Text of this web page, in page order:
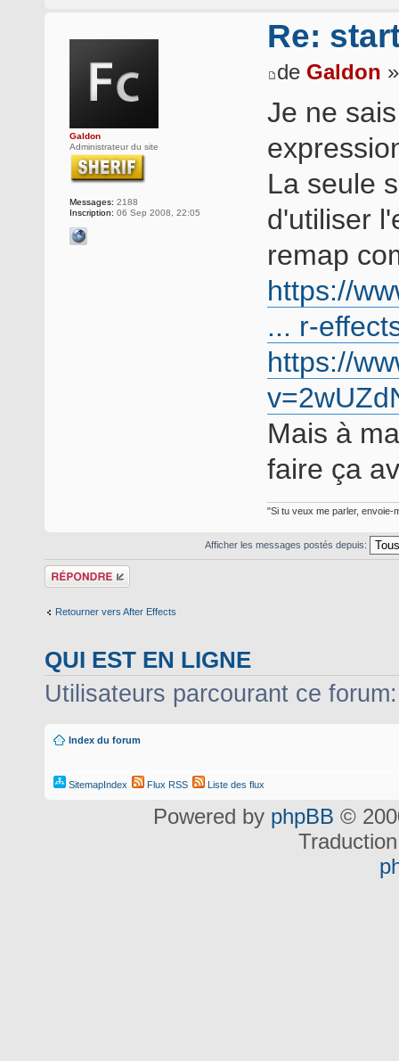
Galdon
Administrateur du site
Messages: 2188
Inscription: 06 Sep 2008, 22:05
Re:
de Galdon
Je ne
La seule
d'utiliser
remap
https://
... r-
https://
Mais à
faire ça
"Si tu veux me parler, envoie-
Afficher les messages postés depuis:
Répondre
Retourner vers After Effects
QUI EST EN LIGNE
Utilisateurs parcourant ce
Index du forum
SitemapIndex Flux RSS Liste des flux
Powered by phpBB ©